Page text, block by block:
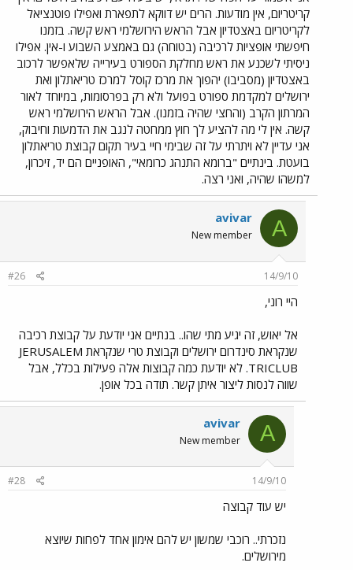
קריטריום, אין מודעות. הרים יש דווקא לתפארת ואפילו פוטנציאל
לקריטריום באצטדיון אבל הראש הירושלמי ראש קשה. בזמנו
חיפשתי אופציות לרכיבה (בטוחה) גם באמצע השבוע ו-אין. אפילו
ניסיתי לשכנע את ראש מחלקת הספורט בעירייה שלאפשר לרכוב
באצטדיון (מסביבו) יהפוך את מרכז קוסל למרכז טריאתלון ואת
ירושלים למקדמת ספורט בפועל ולא רק בפרסומות, במיוחד לאור
המרתון הקרב (והחצי שהיה בזמנו). אבל הראש הירושלמי ראש
קשה. אין לי מה להציע לך חוץ ממחטה לנגב את הדמעות וחיבוק,
אני עדיין לא ויתרתי על זה שבימי חיי בעיר תקום קבוצת טריאתלון
בועטת. בינתיים "ברומא התנהג כרומאי", האופניים הם יד, זיכרון,
למשהו שהיה, ואני רצה.
A
avivar
New member
14/9/10
#26
היי רוני,
אל יאוש, זה יגיע מתי שהו.. בנתיים אני יודעת על קבוצת רכיבה
שנקראת סינדרום ירושלים וקבוצת טרי שנקראת JERUSALEM
TRICLUB. לא יודעת כמה קבוצות אלה פעילות בכלל, אבל
שווה לנסות ליצור איתן קשר. תודה בכל אופן.
A
avivar
New member
14/9/10
#28
יש עוד קבוצה
נזכרתי.. רוכבי שמשון יש להם אימון אחד לפחות שיוצא
מירושלים.